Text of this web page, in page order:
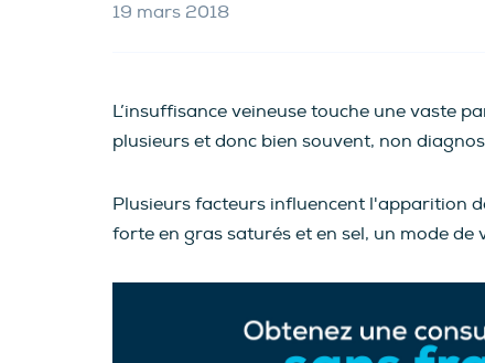
19 mars 2018
L’insuffisance veineuse touche une vaste
plusieurs et donc bien souvent, non
Plusieurs facteurs influencent l'apparition
forte en gras saturés et en sel, un mode